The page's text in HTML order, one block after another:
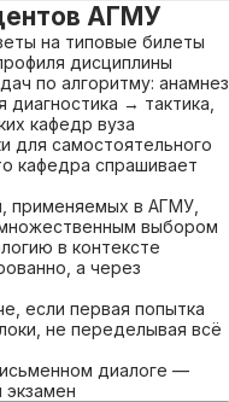
АГМУ
на типовые билеты
дисциплины
по алгоритму: анамнез
→ тактика,
кафедр вуза
для самостоятельного
кафедра спрашивает
применяемых в АГМУ,
выбором
в контексте
а через
если первая попытка
не переделывая всё
диалоге —